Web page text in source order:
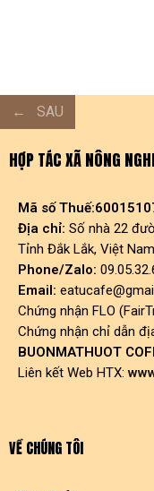
SAU
HỢP TÁC XÃ NÔNG
Mã số
Địa chỉ: Số nhà 22
Tỉnh Đắk Lắk, Việt
Phone/Zalo:
Email:
Chứng nhận FLO
Chứng nhận chỉ dẫn
BUONMATHUOT
Liên kết Web HTX:
VỀ CHÚNG TÔI